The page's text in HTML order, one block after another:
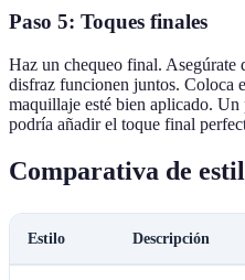
Paso 5: Toques finales
Haz un chequeo final. Asegúrate
disfraz funcionen juntos. Coloca
maquillaje esté bien aplicado.
podría añadir el toque final
Comparativa de
Estilo Descripción